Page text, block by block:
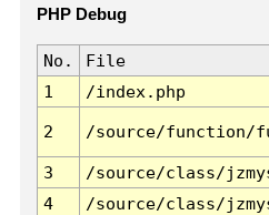
PHP Debug
No. File
1
/index.php
2 /source/function/
3 /source/class/
4
/source/class/